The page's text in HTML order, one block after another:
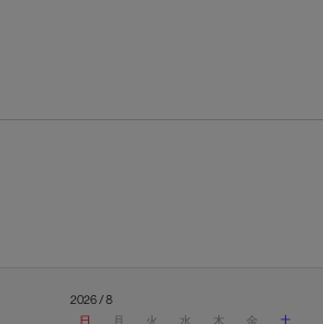
2026 / 8
日
月 火 水 木 金
土